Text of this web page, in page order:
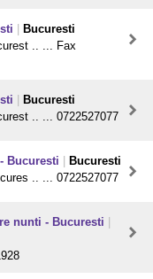
Bucuresti
.. ... Fax
Bucuresti
.. ... 0722527077
Bucuresti
Bucuresti
.. ... 0722527077
nunti - Bucuresti